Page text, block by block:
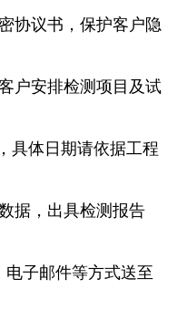
协议书，保护客户隐
户安排检测项目及试
具体日期请依据工程
据，出具检测报告
电子邮件等方式送至